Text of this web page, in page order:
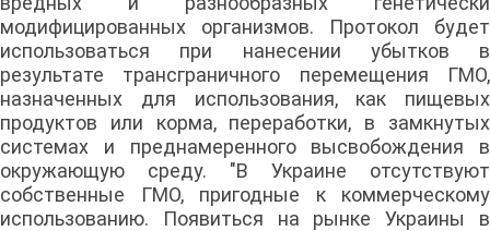
модифицированных организмов. Протокол будет
использоваться при нанесении убытков в
результате трансграничного перемещения ГМО,
назначенных для использования, как пищевых
продуктов или корма, переработки, в замкнутых
системах и преднамеренного высвобождения в
окружающую среду. "В Украине отсутствуют
собственные ГМО, пригодные к коммерческому
использованию. Появиться на рынке Украины в